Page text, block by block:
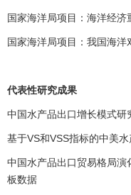
国家海洋局项目：海洋经济
国家海洋局项目：我国海
代表性研究成果
中国水产品出口增长模式
基于VS和VSS指标的中美
中国水产品出口贸易格局
板数据